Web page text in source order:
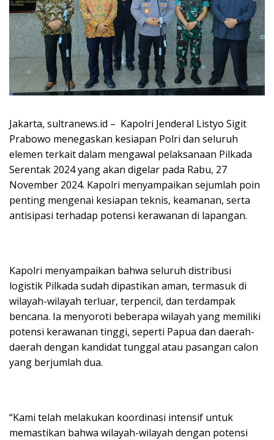
Jakarta, sultranews.id – Kapolri Jenderal Listyo Sigit
Prabowo menegaskan kesiapan Polri dan seluruh
elemen terkait dalam mengawal pelaksanaan Pilkada
Serentak 2024 yang akan digelar pada Rabu, 27
November 2024. Kapolri menyampaikan sejumlah poin
penting mengenai kesiapan teknis, keamanan, serta
antisipasi terhadap potensi kerawanan di lapangan.
Kapolri menyampaikan bahwa seluruh distribusi
logistik Pilkada sudah dipastikan aman, termasuk di
wilayah-wilayah terluar, terpencil, dan terdampak
bencana. Ia menyoroti beberapa wilayah yang memiliki
potensi kerawanan tinggi, seperti Papua dan daerah-
daerah dengan kandidat tunggal atau pasangan calon
yang berjumlah dua.
“Kami telah melakukan koordinasi intensif untuk
memastikan bahwa wilayah-wilayah dengan potensi